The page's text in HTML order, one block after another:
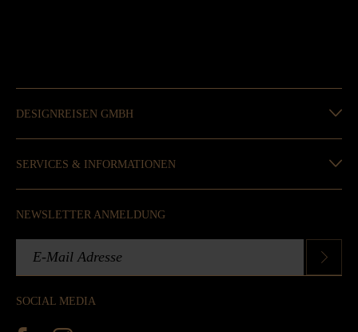
DESIGNREISEN GMBH
SERVICES & INFORMATIONEN
SOCIAL MEDIA
NEWSLETTER ANMELDUNG